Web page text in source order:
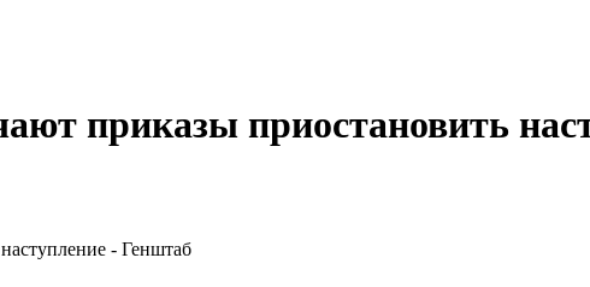
приказы приостановить